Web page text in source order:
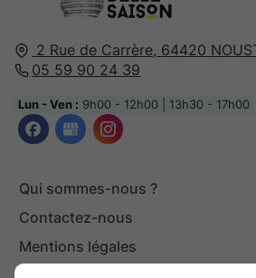
2 Rue de Carrère, 64420
05 59 90 24 39
Lun - Ven : 9h00 - 12h00 | 13h30 - 17h00
Qui sommes-nous ?
Contactez-nous
Mentions légales